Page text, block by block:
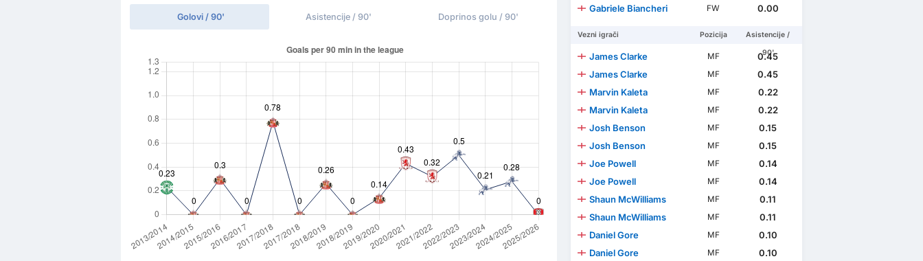
Golovi / 90' Asistencije / 90' Doprinos golu / 90'
Gabriele Biancheri
FW 0.00
Vezni igrači Pozicija
Asistencije /
90'
James Clarke MF
0.45
James Clarke
MF
0.45
Marvin Kaleta
MF
0.22
Marvin Kaleta
MF
0.22
Josh Benson
MF
0.15
Josh Benson
MF
0.15
Joe Powell
MF
0.14
Joe Powell
MF
0.14
Shaun McWilliams
MF
0.11
Shaun McWilliams
MF
0.11
Daniel Gore
MF
0.10
Daniel Gore
MF
0.10